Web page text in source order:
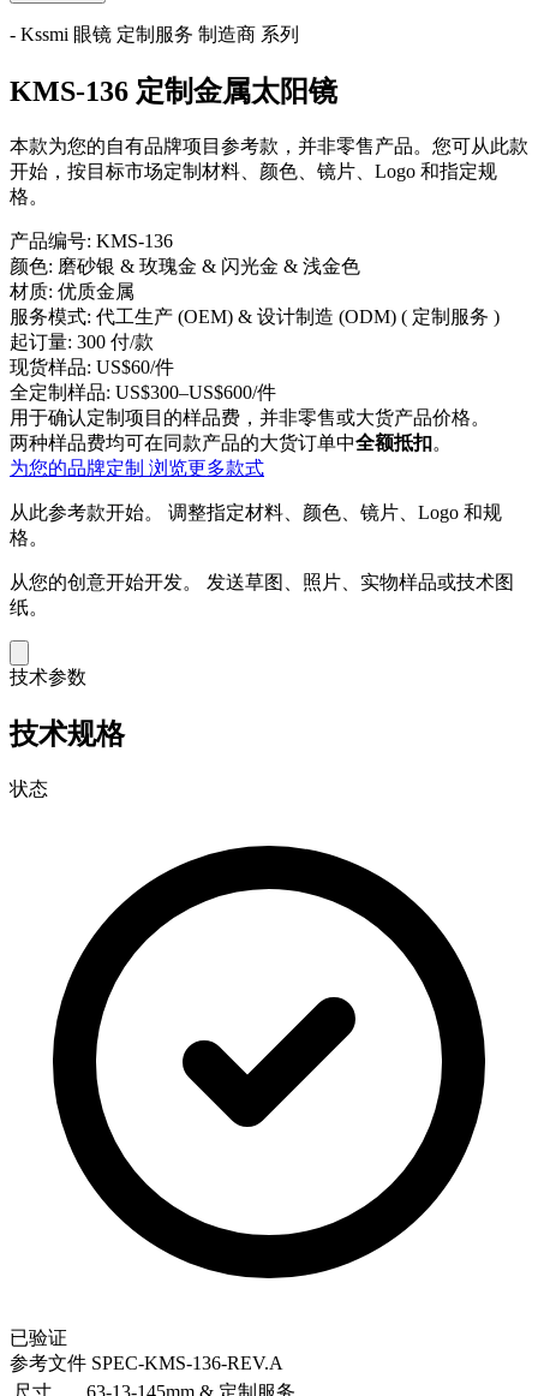
- Kssmi 眼镜 定制服务 制造商 系列
KMS-136 定制金属太阳镜
本款为您的自有品牌项目参考款，并非零售产品。您可从此款
开始，按目标市场定制材料、颜色、镜片、Logo 和指定规
格。
产品编号: KMS-136
颜色: 磨砂银 & 玫瑰金 & 闪光金 & 浅金色
材质: 优质金属
服务模式: 代工生产 (OEM) & 设计制造 (ODM) ( 定制服务 )
起订量: 300 付/款
现货样品: US$60/件
全定制样品: US$300–US$600/件
用于确认定制项目的样品费，并非零售或大货产品价格。
两种样品费均可在同款产品的大货订单中全额抵扣。
为您的品牌定制 浏览更多款式
从此参考款开始。 调整指定材料、颜色、镜片、Logo 和规
格。
从您的创意开始开发。 发送草图、照片、实物样品或技术图
纸。
技术参数
技术规格
状态
已验证
参考文件 SPEC-KMS-136-REV.A
尺寸
63-13-145mm & 定制服务